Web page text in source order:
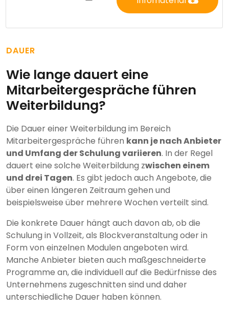
DAUER
Wie lange dauert eine
Mitarbeitergespräche führen
Weiterbildung?
Die Dauer einer Weiterbildung im Bereich
Mitarbeitergespräche führen kann je nach Anbieter
und Umfang der Schulung variieren. In der Regel
dauert eine solche Weiterbildung zwischen einem
und drei Tagen. Es gibt jedoch auch Angebote, die
über einen längeren Zeitraum gehen und
beispielsweise über mehrere Wochen verteilt sind.
Die konkrete Dauer hängt auch davon ab, ob die
Schulung in Vollzeit, als Blockveranstaltung oder in
Form von einzelnen Modulen angeboten wird.
Manche Anbieter bieten auch maßgeschneiderte
Programme an, die individuell auf die Bedürfnisse des
Unternehmens zugeschnitten sind und daher
unterschiedliche Dauer haben können.